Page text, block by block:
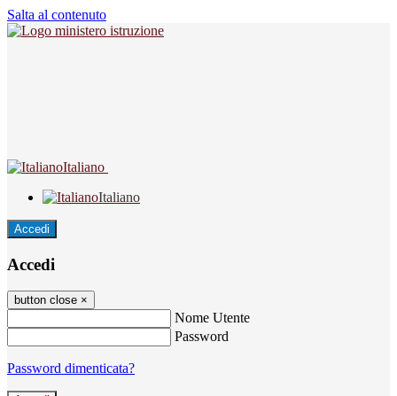
Salta al contenuto
Italiano
Italiano
Accedi
Accedi
button close ×
Nome Utente
Password
Password dimenticata?